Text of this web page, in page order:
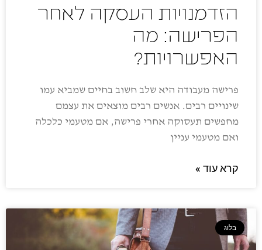
הזדמנויות העסקה לאחר
הפרישה: מה
האפשרויות?
פרישה מעבודה היא שלב חשוב בחיים שמביא עמו
שינויים רבים. אנשים רבים מוצאים את עצמם
מחפשים תעסוקה אחרי פרישה, אם מטעמי כלכלה
ואם מטעמי עניין
קרא עוד »
בלוג